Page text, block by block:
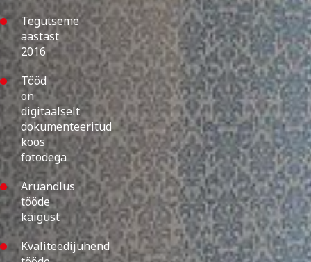
Tegutseme
aastast
2016
Tööd
on
digitaalselt
dokumenteeritud
koos
fotodega
Aruandlus
tööde
käigust
Kvaliteedijuhend